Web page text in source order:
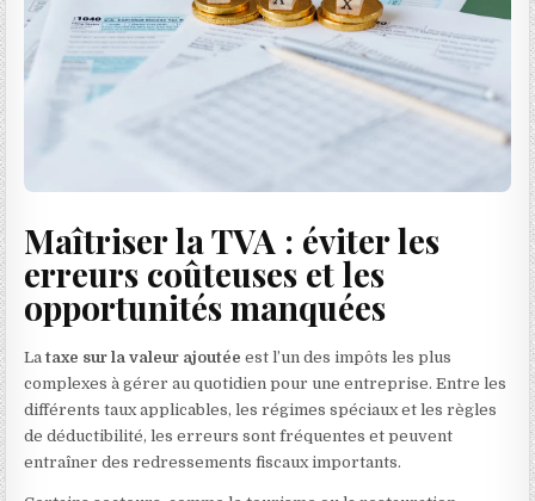
Maîtriser la TVA : éviter les
erreurs coûteuses et les
opportunités manquées
Lataxe sur la valeur ajoutée est l’un des impôts les plus
complexes à gérer au quotidien pour une entreprise. Entre les
différents taux applicables, les régimes spéciaux et les règles
de déductibilité, les erreurs sont fréquentes et peuvent
entraîner des redressements fiscaux importants.